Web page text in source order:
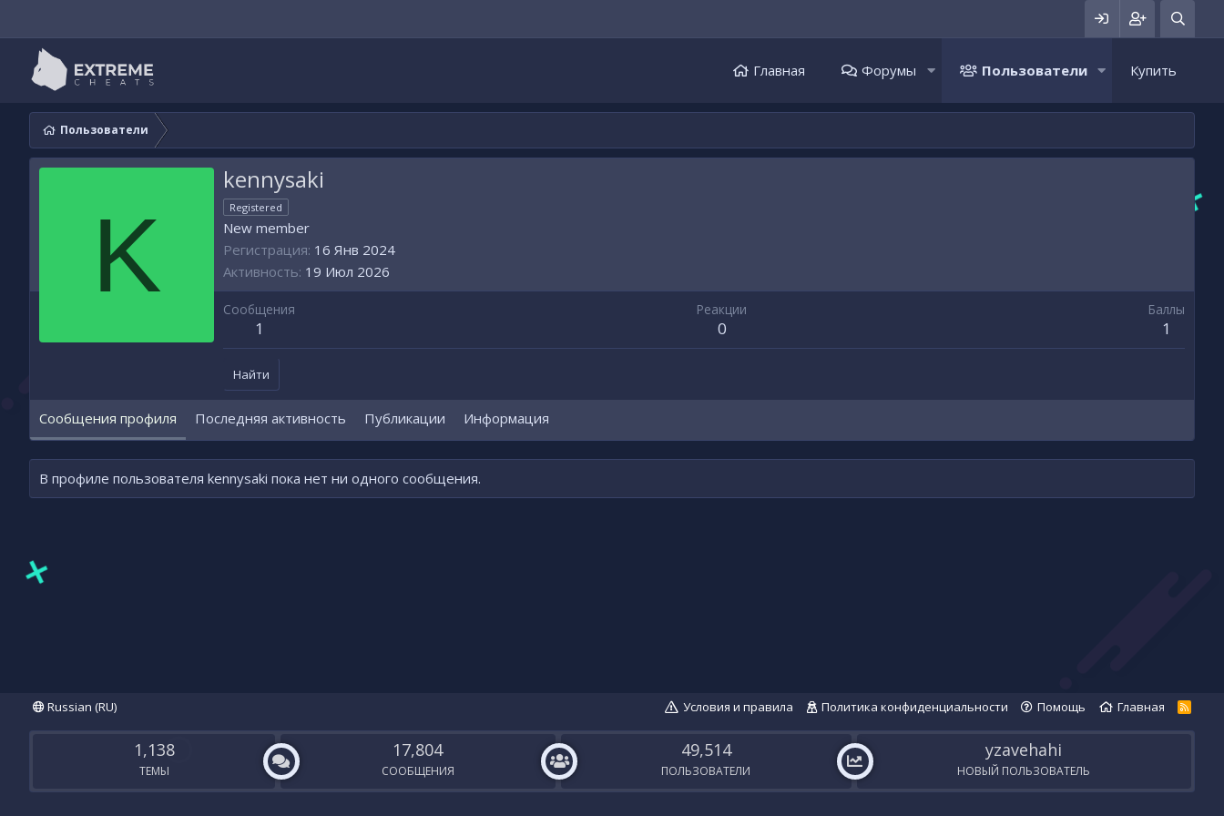
Главная Форумы Пользователи Купить
Пользователи
K
kennysaki
Registered
New member
Регистрация 16 Янв 2024
Активность 19 Июл 2026
Сообщения
1
Реакции
0
Баллы
1
Найти
Сообщения профиля Последняя активность Публикации Информация
В профиле пользователя kennysaki пока нет ни одного сообщения.
Russian (RU) Условия и правила Политика конфиденциальности Помощь Главная
R
S
1,138
ТЕМЫ
17,804
СООБЩЕНИЯ
49,514
ПОЛЬЗОВАТЕЛИ
yzavehahi
НОВЫЙ ПОЛЬЗОВАТЕЛЬ